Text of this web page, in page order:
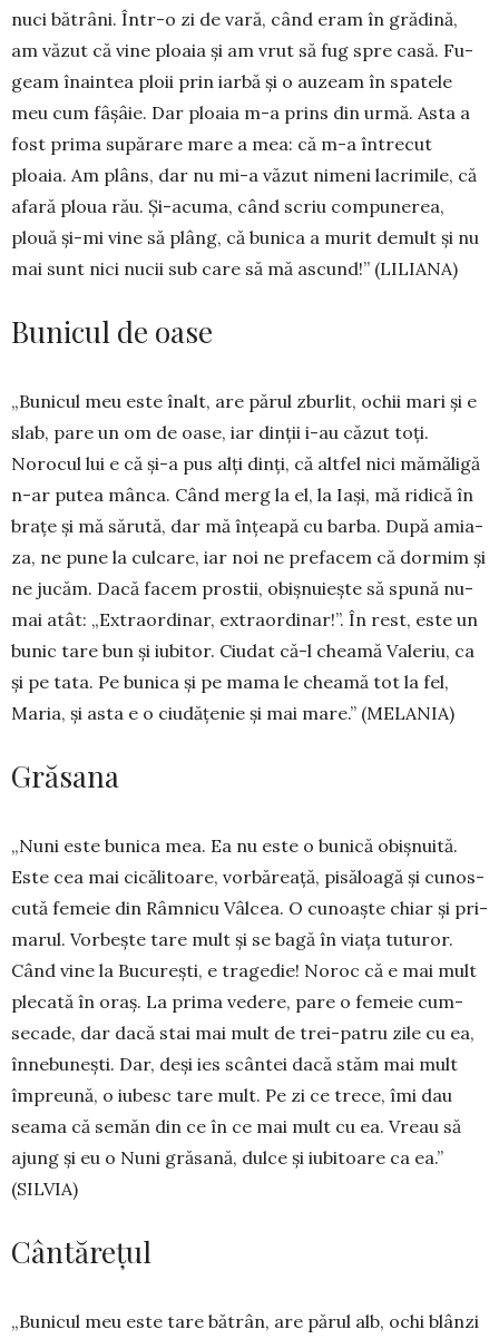
nuci bă­trâni. Într-o zi de vară, când eram în grădină,
am văzut că vine ploa­ia și am vrut să fug spre casă. Fu­
geam înain­tea ploii prin iarbă și o au­zeam în spatele
meu cum fâ­șâie. Dar ploaia m-a prins din ur­mă. Asta a
fost prima supărare mare a mea: că m-a între­cut
ploaia. Am plâns, dar nu mi-a văzut ni­meni la­cri­mile, că
afară ploua rău. Și-acuma, când scriu com­pu­ne­rea,
plouă și-mi vine să plâng, că bu­nica a murit de­mult și nu
mai sunt nici nucii sub care să mă as­cund!” (LILIANA)
Bunicul de oase
„Bunicul meu este înalt, are părul zburlit, ochii mari și e
slab, pare un om de oase, iar dinții i-au căzut toți.
Norocul lui e că și-a pus alți dinți, că altfel nici mămăligă
n-ar putea mânca. Când merg la el, la Iași, mă ridică în
bra­țe și mă sărută, dar mă înțeapă cu barba. După amia­
za, ne pune la culcare, iar noi ne prefacem că dormim și
ne ju­căm. Dacă facem prostii, obișnuiește să spună nu­
mai atât: „Extraordinar, ex­tra­ordinar!”. În rest, este un
bunic tare bun și iubitor. Ciudat că-l cheamă Va­le­riu, ca
și pe tata. Pe bunica și pe mama le cheamă tot la fel,
Ma­ria, și asta e o ciudățenie și mai mare.” (MELANIA)
Grăsana
„Nuni este bunica mea. Ea nu este o bunică obișnuită.
Este cea mai cicăli­toa­re, vorbăreață, pisăloagă și cunos­
cută femeie din Râmnicu Vâlcea. O cunoaște chiar și pri­
marul. Vorbește tare mult și se bagă în viața tuturor.
Când vine la Bu­curești, e tragedie! Noroc că e mai mult
plecată în oraș. La prima vedere, pare o femeie cum­
secade, dar dacă stai mai mult de trei-pa­tru zile cu ea,
înne­bunești. Dar, deși ies scântei dacă stăm mai mult
îm­preună, o iubesc tare mult. Pe zi ce trece, îmi dau
seama că semăn din ce în ce mai mult cu ea. Vreau să
ajung și eu o Nuni gră­sană, dulce și iubi­toare ca ea.”
(SILVIA)
Cântărețul
„Bunicul meu este tare bătrân, are părul alb, ochi blânzi